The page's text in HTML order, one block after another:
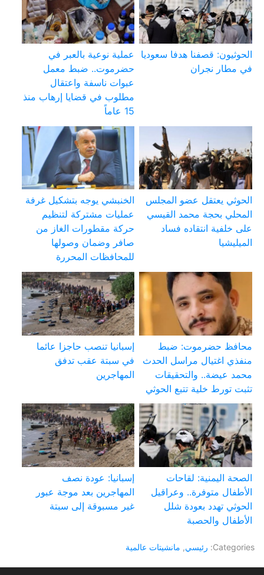
الحوثيون: قصفنا هدفا سعوديا
في مطار نجران
عملية نوعية بالعبر في
حضرموت.. ضبط معمل
عبوات ناسفة واعتقال
مطلوب في قضايا إرهاب منذ
15 عاماً
الحوثي يعتقل عضو المجلس
المحلي بحجة محمد القيسي
على خلفية انتقاده فساد
الميليشيا
الخنبشي يوجه بتشكيل غرفة
عمليات مشتركة لتنظيم
حركة مقطورات الغاز من
صافر وضمان وصولها
للمحافظات المحررة
محافظ حضرموت: ضبط
منفذي اغتيال مراسل الحدث
محمد عيضة.. والتحقيقات
تثبت تورط خلية تتبع الحوثي
إسبانيا تنصب حاجزا عائما
في سبتة عقب تدفق
المهاجرين
الصحة اليمنية: لقاحات
الأطفال متوفرة.. وعراقيل
الحوثي تهدد بعودة شلل
الأطفال والحصبة
إسبانيا: عودة نصف
المهاجرين بعد موجة عبور
غير مسبوقة إلى سبتة
Categories: رئيسي, مانشيتات عالمية